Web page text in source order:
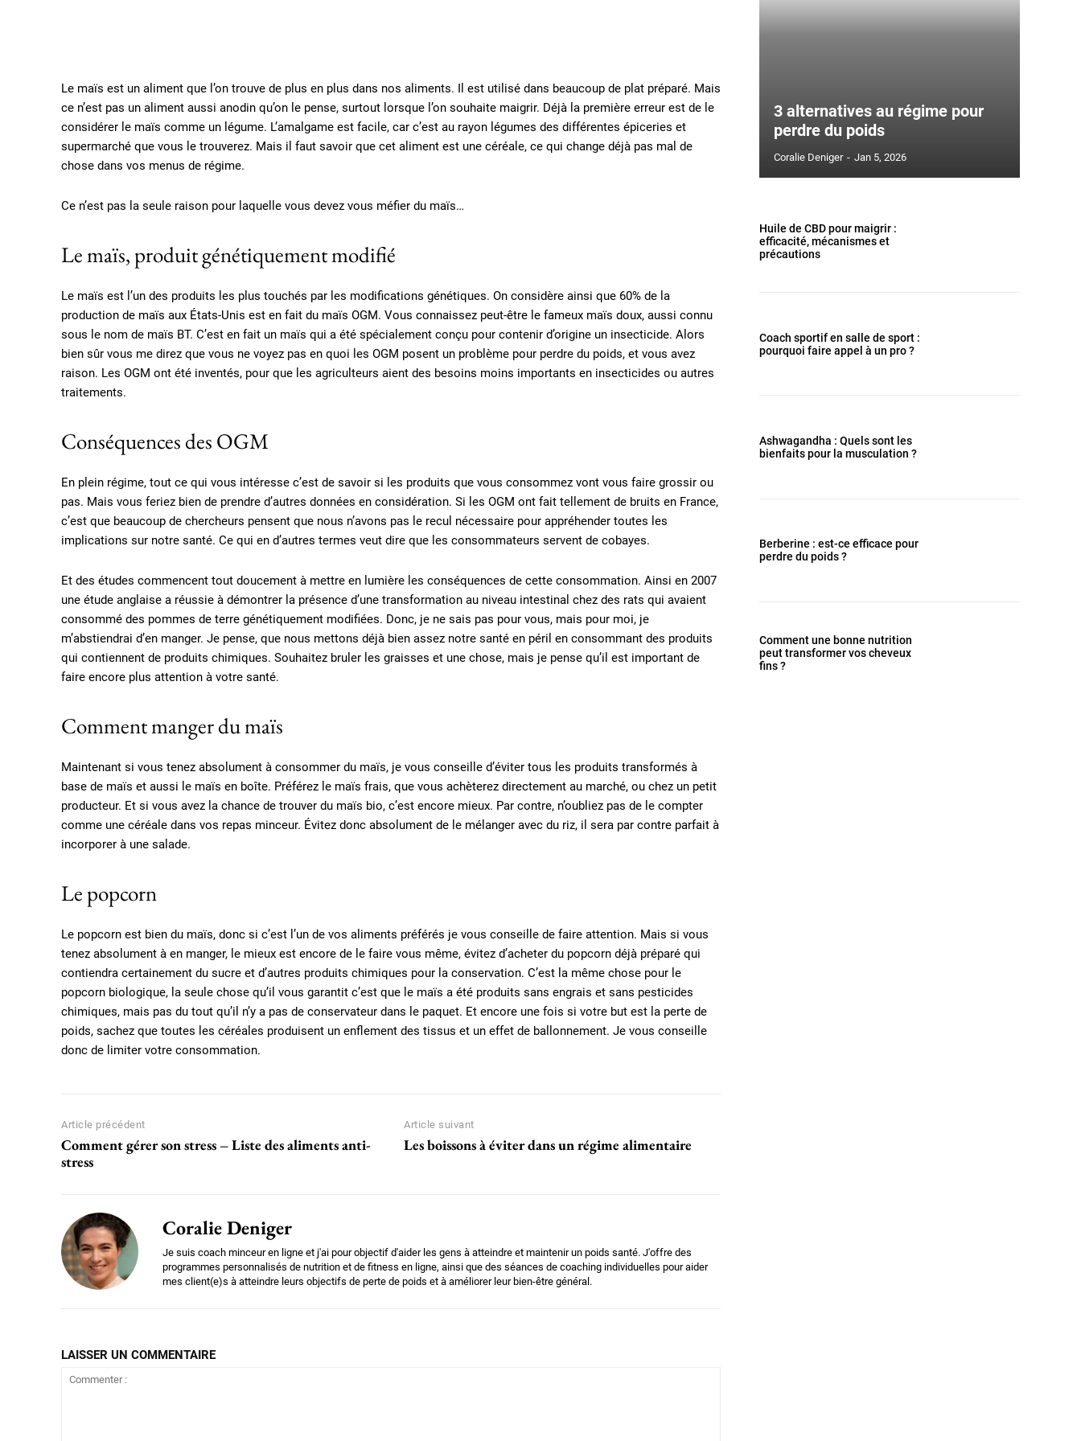
Le maïs est un aliment que l’on trouve de plus en plus dans nos aliments. Il est utilisé dans beaucoup de plat préparé. Mais
ce n’est pas un aliment aussi anodin qu’on le pense, surtout lorsque l’on souhaite maigrir. Déjà la première erreur est de le
considérer le maïs comme un légume. L’amalgame est facile, car c’est au rayon légumes des différentes épiceries et
supermarché que vous le trouverez. Mais il faut savoir que cet aliment est une céréale, ce qui change déjà pas mal de
chose dans vos menus de régime.
Ce n’est pas la seule raison pour laquelle vous devez vous méfier du maïs…
Le maïs, produit génétiquement modifié
Le maïs est l’un des produits les plus touchés par les modifications génétiques. On considère ainsi que 60% de la
production de maïs aux États-Unis est en fait du maïs OGM. Vous connaissez peut-être le fameux maïs doux, aussi connu
sous le nom de maïs BT. C’est en fait un maïs qui a été spécialement conçu pour contenir d’origine un insecticide. Alors
bien sûr vous me direz que vous ne voyez pas en quoi les OGM posent un problème pour perdre du poids, et vous avez
raison. Les OGM ont été inventés, pour que les agriculteurs aient des besoins moins importants en insecticides ou autres
traitements.
Conséquences des OGM
En plein régime, tout ce qui vous intéresse c’est de savoir si les produits que vous consommez vont vous faire grossir ou
pas. Mais vous feriez bien de prendre d’autres données en considération. Si les OGM ont fait tellement de bruits en France,
c’est que beaucoup de chercheurs pensent que nous n’avons pas le recul nécessaire pour appréhender toutes les
implications sur notre santé. Ce qui en d’autres termes veut dire que les consommateurs servent de cobayes.
Et des études commencent tout doucement à mettre en lumière les conséquences de cette consommation. Ainsi en 2007
une étude anglaise a réussie à démontrer la présence d’une transformation au niveau intestinal chez des rats qui avaient
consommé des pommes de terre génétiquement modifiées. Donc, je ne sais pas pour vous, mais pour moi, je
m’abstiendrai d’en manger. Je pense, que nous mettons déjà bien assez notre santé en péril en consommant des produits
qui contiennent de produits chimiques. Souhaitez bruler les graisses et une chose, mais je pense qu’il est important de
faire encore plus attention à votre santé.
Comment manger du maïs
Maintenant si vous tenez absolument à consommer du maïs, je vous conseille d’éviter tous les produits transformés à
base de maïs et aussi le maïs en boîte. Préférez le maïs frais, que vous achèterez directement au marché, ou chez un petit
producteur. Et si vous avez la chance de trouver du maïs bio, c’est encore mieux. Par contre, n’oubliez pas de le compter
comme une céréale dans vos repas minceur. Évitez donc absolument de le mélanger avec du riz, il sera par contre parfait à
incorporer à une salade.
Le popcorn
Le popcorn est bien du maïs, donc si c’est l’un de vos aliments préférés je vous conseille de faire attention. Mais si vous
tenez absolument à en manger, le mieux est encore de le faire vous même, évitez d’acheter du popcorn déjà préparé qui
contiendra certainement du sucre et d’autres produits chimiques pour la conservation. C’est la même chose pour le
popcorn biologique, la seule chose qu’il vous garantit c’est que le maïs a été produits sans engrais et sans pesticides
chimiques, mais pas du tout qu’il n’y a pas de conservateur dans le paquet. Et encore une fois si votre but est la perte de
poids, sachez que toutes les céréales produisent un enflement des tissus et un effet de ballonnement. Je vous conseille
donc de limiter votre consommation.
Article précédent
Comment gérer son stress – Liste des aliments anti-
stress
Article suivant
Les boissons à éviter dans un régime alimentaire
Coralie Deniger
Je suis coach minceur en ligne et j'ai pour objectif d'aider les gens à atteindre et maintenir un poids santé. J'offre des
programmes personnalisés de nutrition et de fitness en ligne, ainsi que des séances de coaching individuelles pour aider
mes client(e)s à atteindre leurs objectifs de perte de poids et à améliorer leur bien-être général.
LAISSER UN COMMENTAIRE
3 alternatives au régime pour
perdre du poids
Coralie Deniger - Jan 5, 2026
Huile de CBD pour maigrir :
efficacité, mécanismes et
précautions
Coach sportif en salle de sport :
pourquoi faire appel à un pro ?
Ashwagandha : Quels sont les
bienfaits pour la musculation ?
Berberine : est-ce efficace pour
perdre du poids ?
Comment une bonne nutrition
peut transformer vos cheveux
fins ?